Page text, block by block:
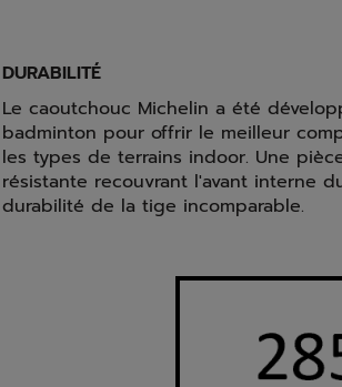
DURABILITÉ
Le caoutchouc Michelin a été
badminton pour offrir le meilleur
les types de terrains indoor. Une
résistante recouvrant l'avant interne
durabilité de la tige incomparable.